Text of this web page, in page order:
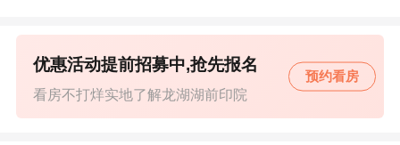
看房不打烊实地了解龙湖湖前印院
优惠活动提前招募中,抢先报名
预约看房